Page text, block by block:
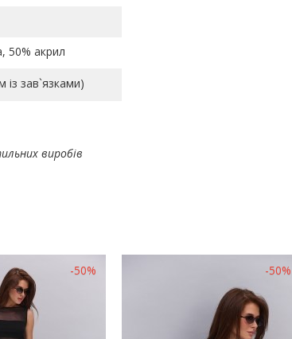
50% акрил
із зав`язками)
виробів
-50% -50%